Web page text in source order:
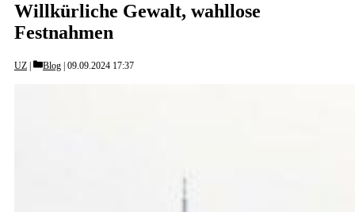
Willkürliche Gewalt, wahllose
Festnahmen
UZ Categories
Blog 09.09.2024 17:37